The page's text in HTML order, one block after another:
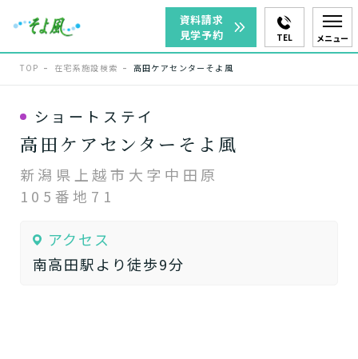
資料請求
見学予約
TEL メニュー
TOP 在宅系施設検索 高田ケアセンターそよ風
ショートステイ
高田ケアセンターそよ風
新潟県上越市大字中田原
105番地71
アクセス
南高田駅より徒歩9分